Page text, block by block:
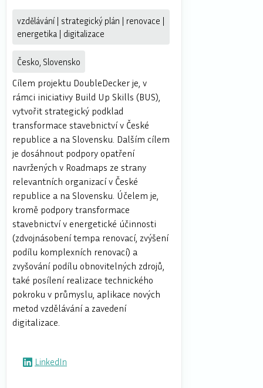
vzdělávání | strategický plán | renovace |
energetika | digitalizace
Česko, Slovensko
Cílem projektu DoubleDecker je, v
rámci iniciativy Build Up Skills (BUS),
vytvořit strategický podklad
transformace stavebnictví v České
republice a na Slovensku. Dalším cílem
je dosáhnout podpory opatření
navržených v Roadmaps ze strany
relevantních organizací v České
republice a na Slovensku. Účelem je,
kromě podpory transformace
stavebnictví v energetické účinnosti
(zdvojnásobení tempa renovací, zvýšení
podílu komplexních renovací) a
zvyšování podílu obnovitelných zdrojů,
také posílení realizace technického
pokroku v průmyslu, aplikace nových
metod vzdělávání a zavedení
digitalizace.
LinkedIn